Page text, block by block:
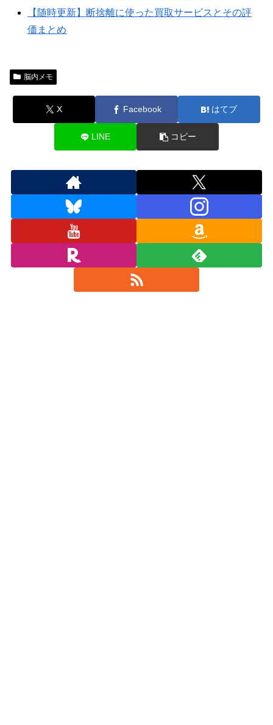
【随時更新】断捨離に使った買取サービスとその評
価まとめ
脳内メモ
X Facebook はてブ
LINE コピー